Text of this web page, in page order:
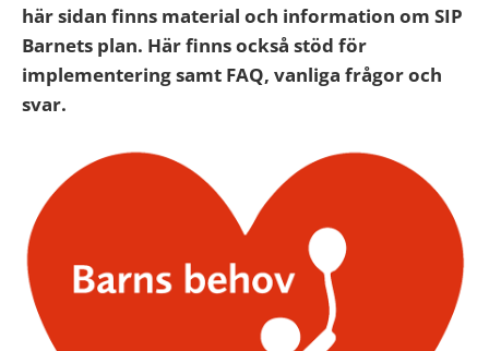
här sidan finns material och information om SIP
Barnets plan. Här finns också stöd för
implementering samt FAQ, vanliga frågor och
svar.